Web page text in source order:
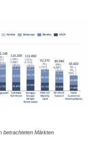
betrachteten Märkten